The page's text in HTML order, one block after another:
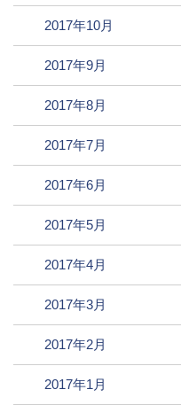
2017年10月
2017年9月
2017年8月
2017年7月
2017年6月
2017年5月
2017年4月
2017年3月
2017年2月
2017年1月